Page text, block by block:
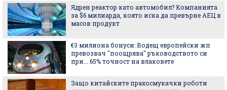
Ядрен реактор като автомобил? Компанията
за $6 милиарда, която иска да превърне АЕЦ в
масов продукт
€3 милиона бонуси: Водещ европейски жп
превозвач "поощрява" ръководството си
при... 65% точност на влаковете
Защо китайските прахосмукачки роботи